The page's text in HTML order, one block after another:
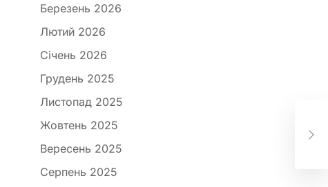
Березень 2026
Лютий 2026
Січень 2026
Грудень 2025
Листопад 2025
Жовтень 2025
Вересень 2025
Серпень 2025